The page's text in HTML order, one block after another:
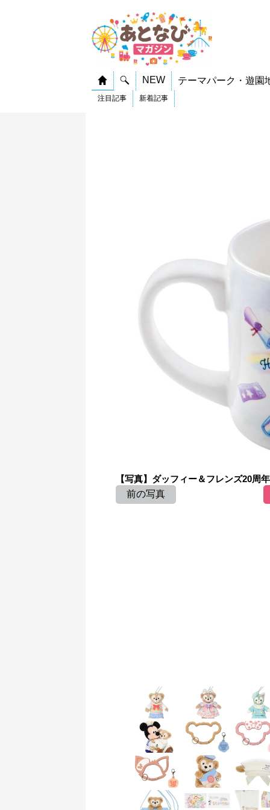
NEW テーマパーク・遊園
注目記事 新着記事
【写真】ダッフィー＆フレンズ20周
前の写真